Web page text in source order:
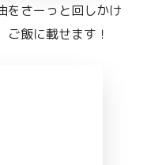
をさーっと回しかけ
飯に載せます！